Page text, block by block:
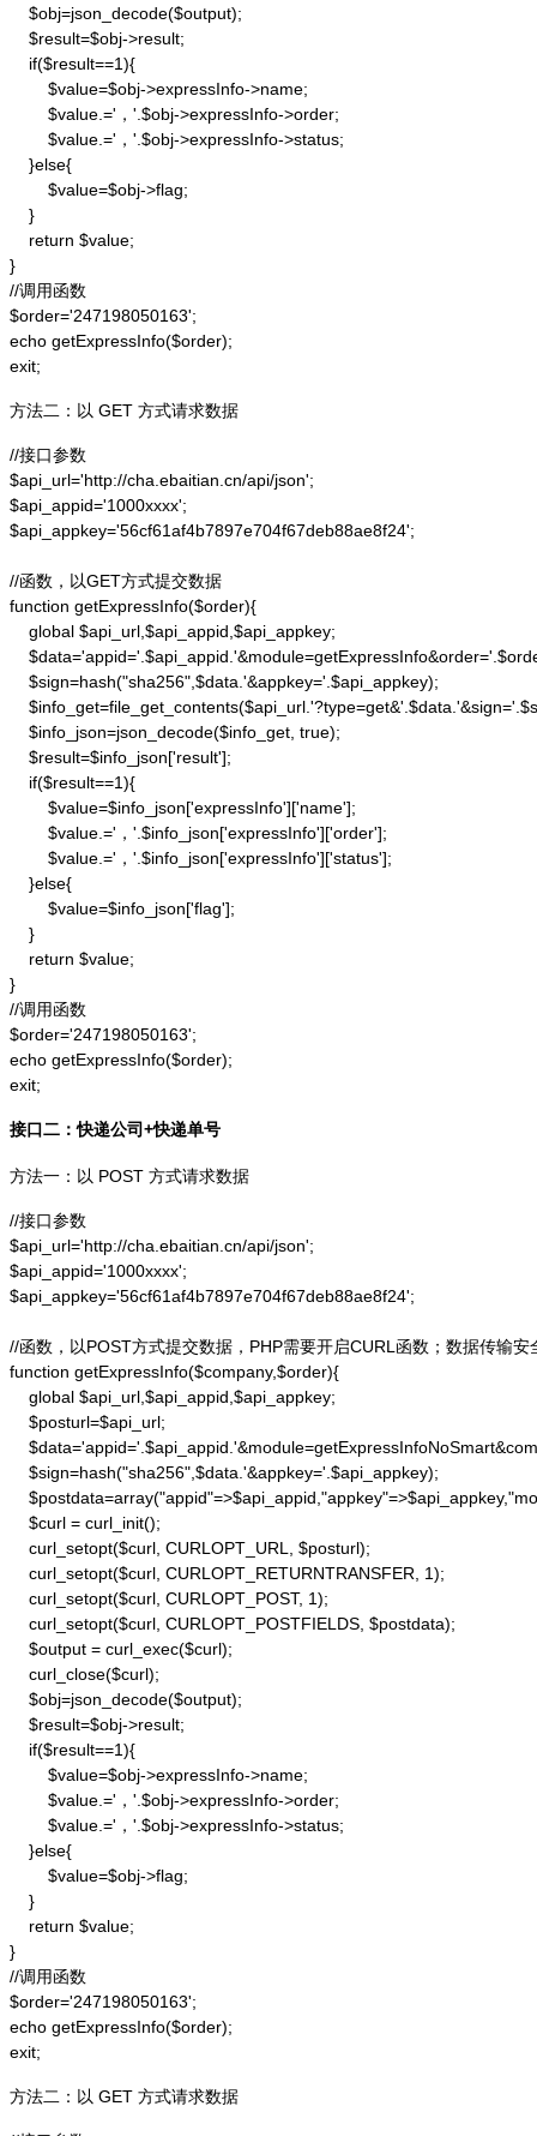
    $obj=json_decode($output);
    $result=$obj->result;
    if($result==1){
        $value=$obj->expressInfo->name;
        $value.='，'.$obj->expressInfo->order;
        $value.='，'.$obj->expressInfo->status;
    }else{
        $value=$obj->flag;
    }
    return $value;
}
//调用函数
$order='247198050163';
echo getExpressInfo($order);
exit;
方法二：以 GET 方式请求数据
//接口参数
$api_url='http://cha.ebaitian.cn/api/json';
$api_appid='1000xxxx';
$api_appkey='56cf61af4b7897e704f67deb88ae8f24';
//函数，以GET方式提交数据
function getExpressInfo($order){
    global $api_url,$api_appid,$api_appkey;
    $sign=hash("sha256",$data.'&appkey='.$api_appkey);
    $info_json=json_decode($info_get, true);
    $result=$info_json['result'];
    if($result==1){
        $value=$info_json['expressInfo']['name'];
        $value.='，'.$info_json['expressInfo']['order'];
        $value.='，'.$info_json['expressInfo']['status'];
    }else{
        $value=$info_json['flag'];
    }
    return $value;
}
//调用函数
$order='247198050163';
echo getExpressInfo($order);
exit;
接口二：快递公司+快递单号
方法一：以 POST 方式请求数据
//接口参数
$api_url='http://cha.ebaitian.cn/api/json';
$api_appid='1000xxxx';
$api_appkey='56cf61af4b7897e704f67deb88ae8f24';
//函数，以POST方式提交数据，PHP需要开启CURL函数；数据传输安
function getExpressInfo($company,$order){
    global $api_url,$api_appid,$api_appkey;
    $posturl=$api_url;
    $sign=hash("sha256",$data.'&appkey='.$api_appkey);
    $curl = curl_init();
    curl_setopt($curl, CURLOPT_URL, $posturl);
    curl_setopt($curl, CURLOPT_RETURNTRANSFER, 1);
    curl_setopt($curl, CURLOPT_POST, 1);
    curl_setopt($curl, CURLOPT_POSTFIELDS, $postdata);
    $output = curl_exec($curl);
    curl_close($curl);
    $obj=json_decode($output);
    $result=$obj->result;
    if($result==1){
        $value=$obj->expressInfo->name;
        $value.='，'.$obj->expressInfo->order;
        $value.='，'.$obj->expressInfo->status;
    }else{
        $value=$obj->flag;
    }
    return $value;
}
//调用函数
$order='247198050163';
echo getExpressInfo($order);
exit;
方法二：以 GET 方式请求数据